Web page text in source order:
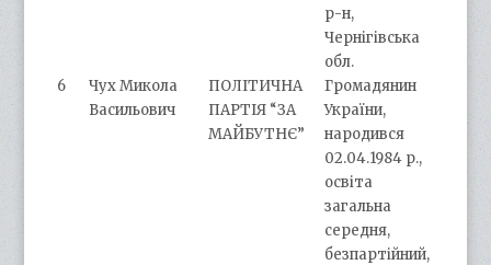
р-н,
Чернігівська
обл.
6
Чух Микола
Васильович
ПОЛІТИЧНА
ПАРТІЯ “ЗА
МАЙБУТНЄ”
Громадянин
України,
народився
02.04.1984 р.,
освіта
загальна
середня,
безпартійний,